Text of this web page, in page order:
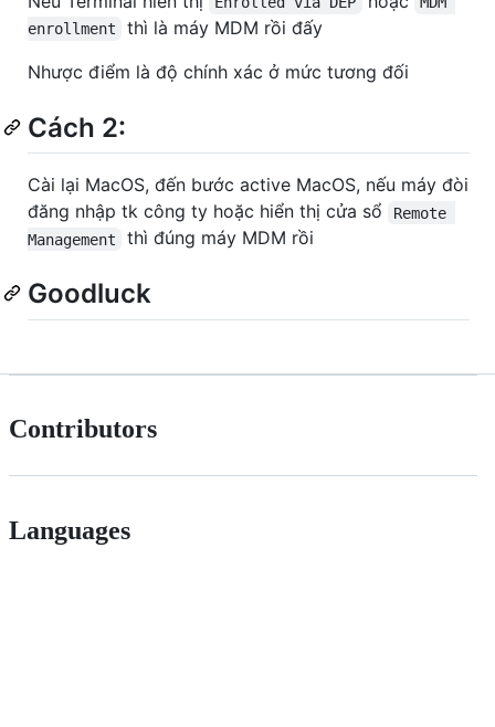
enrollment
thì là máy MDM rồi đấy
Nhược điểm là độ chính xác ở mức tương đối
Cách 2:
Cài lại MacOS, đến bước active MacOS, nếu máy đòi
đăng nhập tk công ty hoặc hiển thị cửa sổ
Remote
Management
thì đúng máy MDM rồi
Goodluck
Contributors
Languages